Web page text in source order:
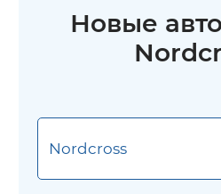
Новые
Nordcross